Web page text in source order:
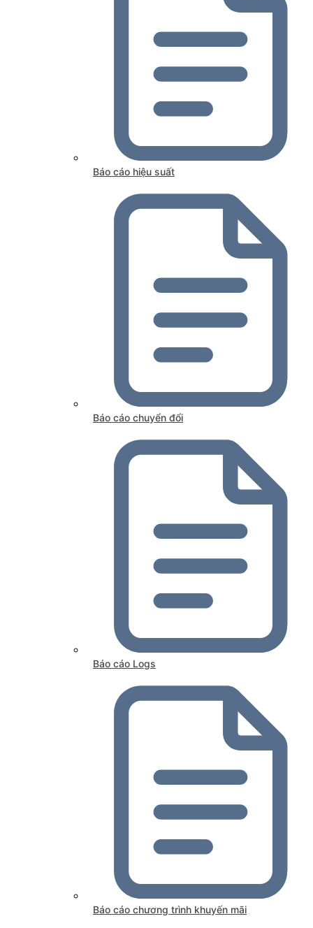
Báo cáo hiệu suất
Báo cáo chuyển đổi
Báo cáo Logs
Báo cáo chương trình khuyến mãi